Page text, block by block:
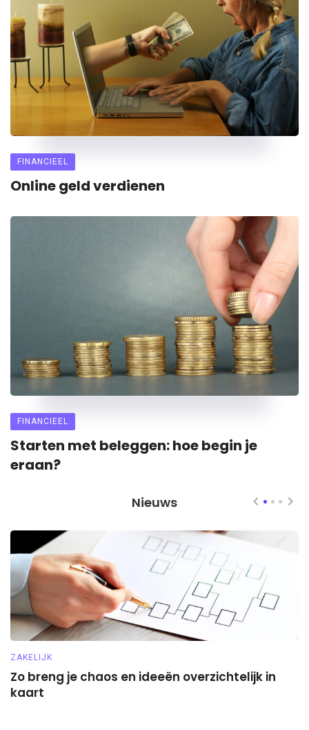
FINANCIEEL
Online geld verdienen
FINANCIEEL
Starten met beleggen: hoe begin je
eraan?
Nieuws
ZAKELIJK
Zo breng je chaos en ideeën overzichtelijk in
kaart